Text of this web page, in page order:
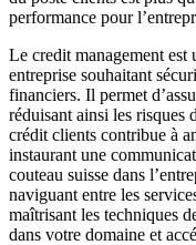
performance pour
Le credit management est
entreprise souhaitant
financiers. Il permet
réduisant ainsi les risques
crédit clients contribue à
instaurant une
couteau suisse dans
naviguant entre les
maîtrisant les techniques
dans votre domaine et